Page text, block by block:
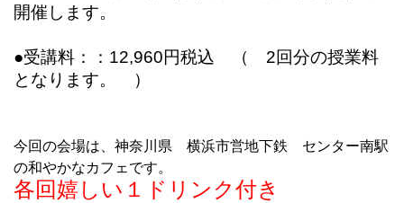
開催します。
●受講料：：12,960円税込 （ 2回分の授業料
となります。 ）
今回の会場は、神奈川県 横浜市営地下鉄 センター南駅
の和やかなカフェです。
各回嬉しい１ドリンク付き